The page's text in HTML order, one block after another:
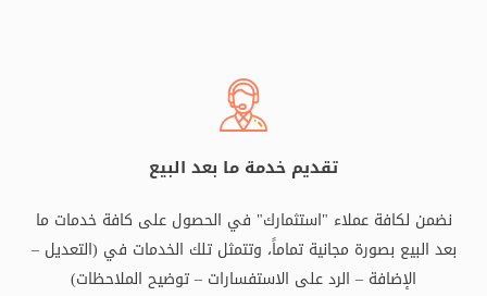
تقديم خدمة ما بعد البيع
نضمن لكافة عملاء "استثمارك" في الحصول على كافة خدمات ما
بعد البيع بصورة مجانية تماماً، وتتمثل تلك الخدمات في (التعديل –
الإضافة – الرد على الاستفسارات – توضيح الملاحظات)